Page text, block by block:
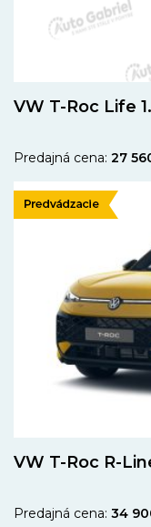
VW T-Roc Life
Predajná cena: 27
VW T-Roc R-
Predajná cena: 34